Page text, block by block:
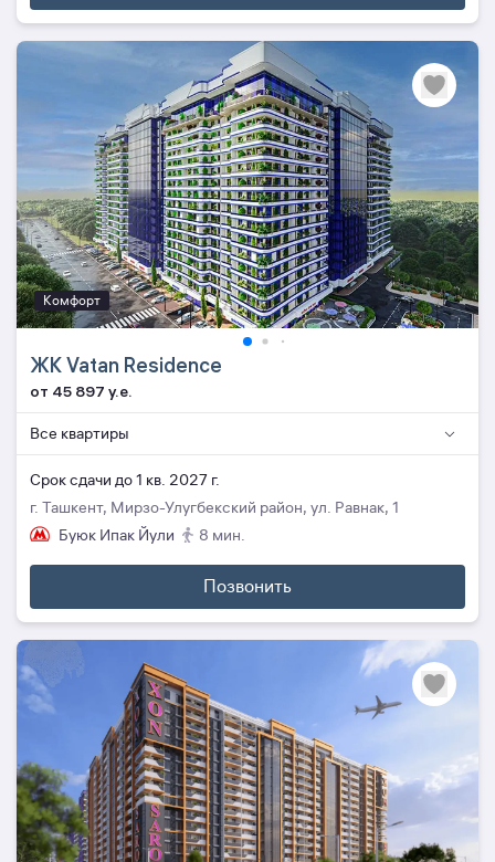
Комфорт
ЖК Vatan Residence
от 45 897 y.e.
Все квартиры
Cрок сдачи до 1 кв. 2027 г.
г. Ташкент, Мирзо-Улугбекский район, ул. Равнак, 1
Буюк Ипак Йули
8 мин.
Позвонить